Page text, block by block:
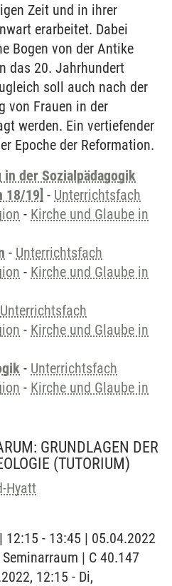
Zeit und in ihrer
erarbeitet. Dabei
Bogen von der Antike
das 20. Jahrhundert
soll auch nach der
von Frauen in der
werden. Ein vertiefender
Epoche der Reformation.
der Sozialpädagogik
18/19] - Unterrichtsfach
- Kirche und Glaube in
- Unterrichtsfach
- Kirche und Glaube in
Unterrichtsfach
- Kirche und Glaube in
- Unterrichtsfach
- Kirche und Glaube in
GRUNDLAGEN DER
(TUTORIUM)
Hyatt
- 13:45 | 05.04.2022
| C 40.147
12:15 - Di,